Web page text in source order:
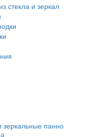
стекла и зеркал
зеркальные панно